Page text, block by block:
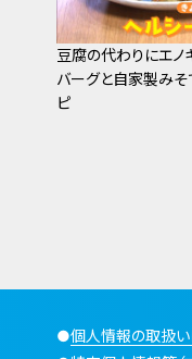
豆腐の代わりにエノ
バーグと自家製み
ピ
●個人情報の取扱い